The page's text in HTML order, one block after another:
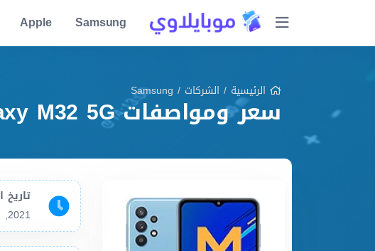
Samsung
Apple
الرئيسية / الشركات /
Samsung
سعر ومواصفات Samsung Galaxy M32 5G مميزات وعيوب وشرح شامل
تاريخ
2021, September 02